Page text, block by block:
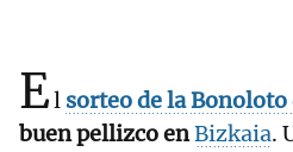
El sorteo de la Bonoloto
buen pellizco enBizkaia.